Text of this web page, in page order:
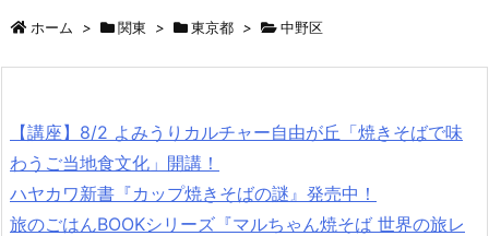
ホーム > 関東 > 東京都 > 中野区
【講座】8/2 よみうりカルチャー自由が丘「焼きそばで味
わうご当地食文化」開講！
ハヤカワ新書『カップ焼きそばの謎』発売中！
旅のごはんBOOKシリーズ『マルちゃん焼そば 世界の旅レ